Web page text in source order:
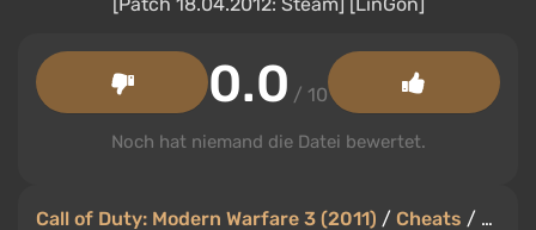
Call of Duty: Modern Warfare 3 (2011) / Cheats /
0.0 / 10
Noch hat niemand die Datei bewertet.